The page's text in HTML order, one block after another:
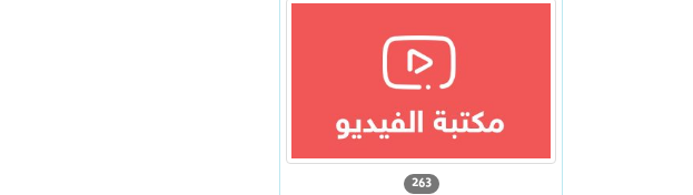
2026-08-04بدء التسجيل في اختبارات الرخصة المهنية للوظائف التعليمية
263